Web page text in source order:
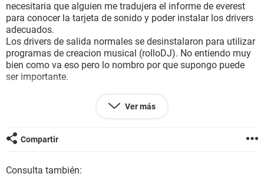
necesitaria que alguien me tradujera el informe de everest
para conocer la tarjeta de sonido y poder instalar los drivers
adecuados.
Los drivers de salida normales se desinstalaron para utilizar
programas de creacion musical (rolloDJ). No entiendo muy
bien como va eso pero lo nombro por que supongo puede
ser importante.
Aqui os dejo el informe, muchas gracias!!
-------------------------------------------------------
Ver más
Compartir
Consulta también: